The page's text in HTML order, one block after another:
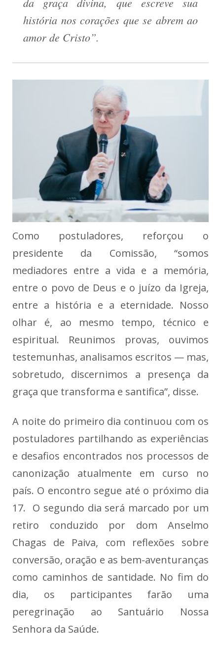
história nos corações que se abrem ao
amor de Cristo”.
Como postuladores, reforçou o
presidente da Comissão, “somos
mediadores entre a vida e a memória,
entre o povo de Deus e o juízo da Igreja,
entre a história e a eternidade. Nosso
olhar é, ao mesmo tempo, técnico e
espiritual. Reunimos provas, ouvimos
testemunhas, analisamos escritos — mas,
sobretudo, discernimos a presença da
graça que transforma e santifica”, disse.
A noite do primeiro dia continuou com os
postuladores partilhando as experiências
e desafios encontrados nos processos de
canonização atualmente em curso no
país. O encontro segue até o próximo dia
17. O segundo dia será marcado por um
retiro conduzido por dom Anselmo
Chagas de Paiva, com reflexões sobre
conversão, oração e as bem-aventuranças
como caminhos de santidade. No fim do
dia, os participantes farão uma
peregrinação ao Santuário Nossa
Senhora da Saúde.